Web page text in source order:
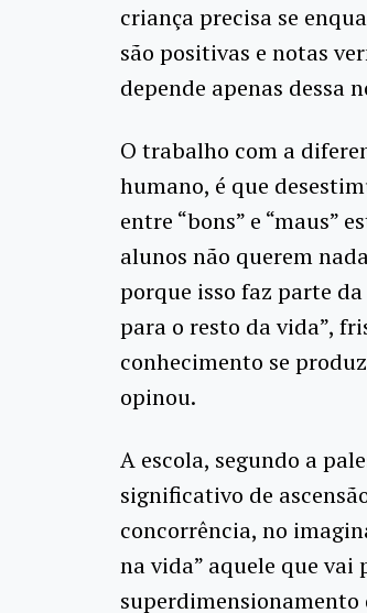
criança precisa se
são positivas e notas
depende apenas dessa
O trabalho com a
humano, é que
entre “bons” e “maus”
alunos não querem
porque isso faz parte
para o resto da vida”,
conhecimento se
opinou.
A escola, segundo a
significativo de
concorrência, no
na vida” aquele que vai
superdimensionamento